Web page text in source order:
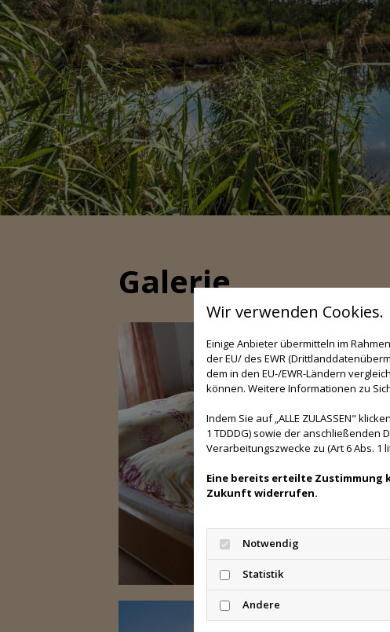
Galerie
Wir verwenden Cookies.
Einige Anbieter übermitteln im
der EU/ des EWR
dem in den EU-/EWR-Ländern
können. Weitere Informationen zu
Indem Sie auf „ALLE ZULASSEN"
1 TDDDG) sowie der
Verarbeitungszwecke zu (Art 6 Abs. 1
Eine bereits erteilte Zustimmung
Zukunft widerrufen.
Notwendig
Statistik
Andere